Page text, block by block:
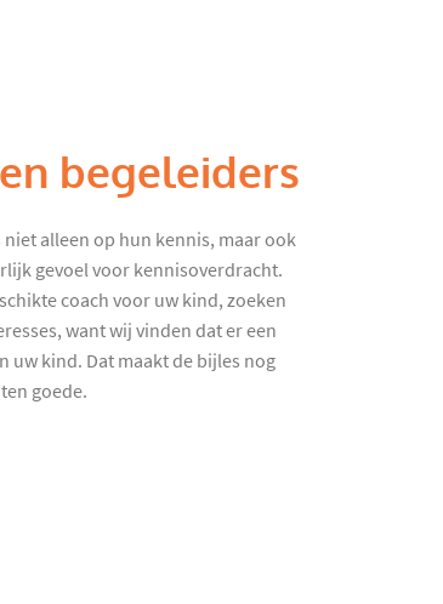
begeleiders
alleen op hun kennis, maar ook
gevoel voor kennisoverdracht.
coach voor uw kind, zoeken
want wij vinden dat er een
uw kind. Dat maakt de bijles nog
goede.